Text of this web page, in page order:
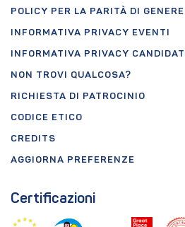
POLICY PER LA PARITÀ DI GENERE
INFORMATIVA PRIVACY EVENTI
INFORMATIVA PRIVACY CANDIDATI
NON TROVI QUALCOSA?
RICHIESTA DI PATROCINIO
CODICE ETICO
CREDITS
AGGIORNA PREFERENZE
Certificazioni